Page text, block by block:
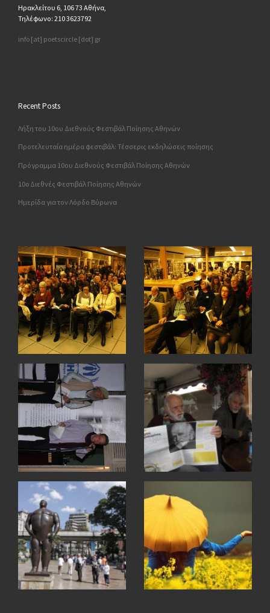
Ηρακλείτου 6, 106 73 Αθήνα,
Τηλέφωνο: 210 3623792
info [at] poetscircle [dot] gr
Recent Posts
Λήξη του 10ου Διεθνούς Φεστιβάλ Ποίησης Αθηνών
Προτελευταία ημέρα φεστιβάλ: Τέσσερις εκδηλώσεις ποίησης
Πρόγραμμα 10ου Διεθνούς Φεστιβάλ Ποίησης Αθηνών
10o Διεθνές Φεστιβάλ Ποίησης Αθηνών
Ημερίδα για τον Λόρδο Βύρωνα